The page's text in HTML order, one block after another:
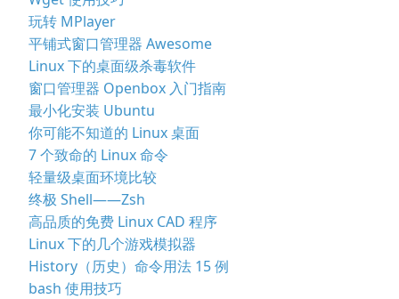
玩转 MPlayer
平铺式窗口管理器 Awesome
Linux 下的桌面级杀毒软件
窗口管理器 Openbox 入门指南
最小化安装 Ubuntu
你可能不知道的 Linux 桌面
7 个致命的 Linux 命令
轻量级桌面环境比较
终极 Shell——Zsh
高品质的免费 Linux CAD 程序
Linux 下的几个游戏模拟器
History（历史）命令用法 15 例
bash 使用技巧